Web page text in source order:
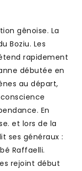
gênoise. La
Boziu. Les
rapidement
débutée en
au départ,
En
et lors de la
ses généraux :
Raffaelli.
rejoint début